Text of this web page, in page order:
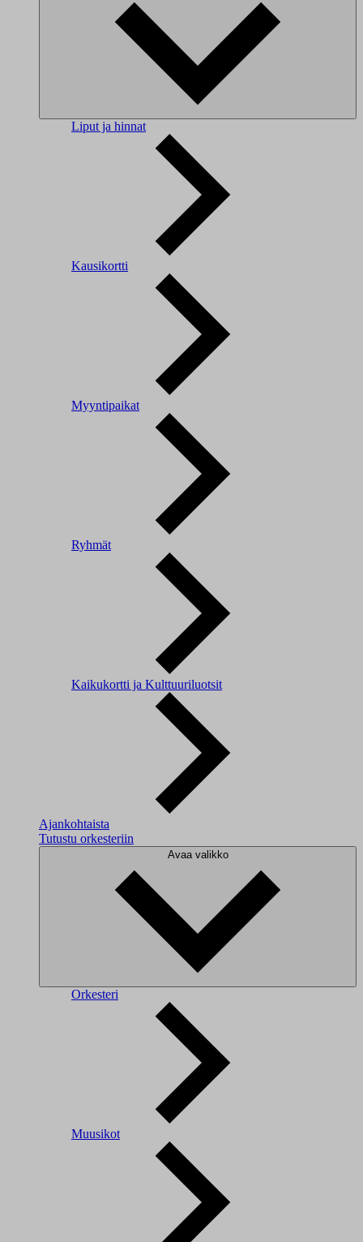
Liput ja hinnat
Kausikortti
Myyntipaikat
Ryhmät
Kaikukortti ja Kulttuuriluotsit
Ajankohtaista
Tutustu orkesteriin
Avaa valikko
Orkesteri
Muusikot